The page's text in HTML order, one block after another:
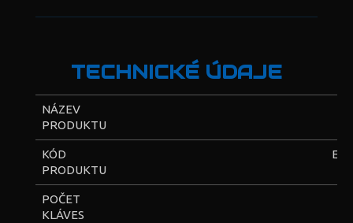
TECHNICKÉ ÚDAJE
NÁZEV
PRODUKTU
KÓD
PRODUKTU
POČET
KLÁVES